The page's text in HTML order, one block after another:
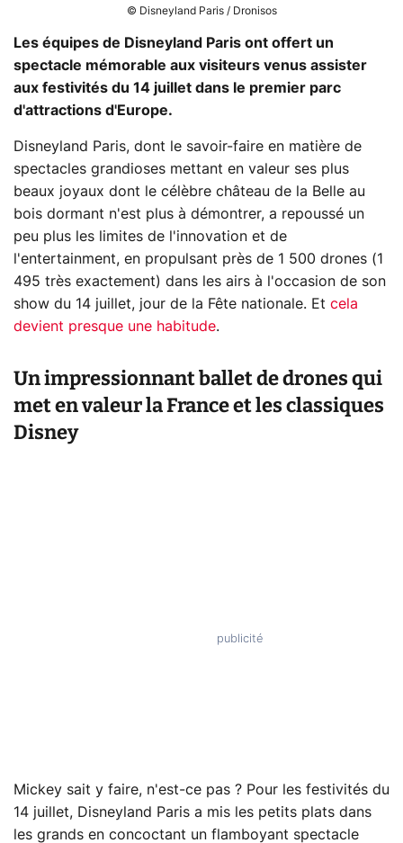
© Disneyland Paris / Dronisos
Les équipes de Disneyland Paris ont offert un
spectacle mémorable aux visiteurs venus assister
aux festivités du 14 juillet dans le premier parc
d'attractions d'Europe.
Disneyland Paris, dont le savoir-faire en matière de
spectacles grandioses mettant en valeur ses plus
beaux joyaux dont le célèbre château de la Belle au
bois dormant n'est plus à démontrer, a repoussé un
peu plus les limites de l'innovation et de
l'entertainment, en propulsant près de 1 500 drones (1
495 très exactement) dans les airs à l'occasion de son
show du 14 juillet, jour de la Fête nationale. Et cela
devient presque une habitude.
Un impressionnant ballet de drones qui
met en valeur la France et les classiques
Disney
Mickey sait y faire, n'est-ce pas ? Pour les festivités du
14 juillet, Disneyland Paris a mis les petits plats dans
les grands en concoctant un flamboyant spectacle